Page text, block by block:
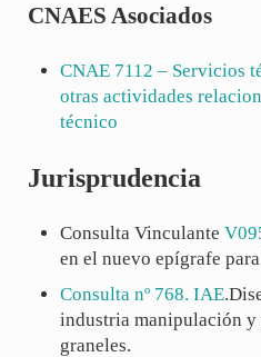
CNAES Asociados
CNAE 7112 – Servicios
otras actividades
técnico
Jurisprudencia
Consulta Vinculante
en el nuevo epígrafe
Consulta nº 768. IAE
industria manipulación
graneles.